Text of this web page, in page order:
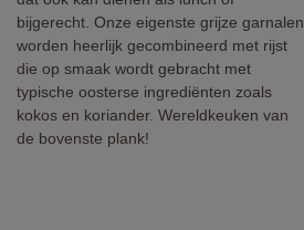
bijgerecht. Onze eigenste grijze garnalen
worden heerlijk gecombineerd met rijst
die op smaak wordt gebracht met
typische oosterse ingrediënten zoals
kokos en koriander. Wereldkeuken van
de bovenste plank!